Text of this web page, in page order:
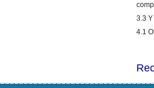
3.3
4.1